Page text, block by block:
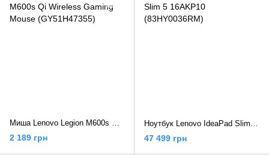
Миша Lenovo Legion M600s Qi Wireless Gaming Mouse (GY51H47355)
2 189 грн
Ноутбук Lenovo IdeaPad Slim 5 16AKP10 (83HY0036RM)
47 499 грн